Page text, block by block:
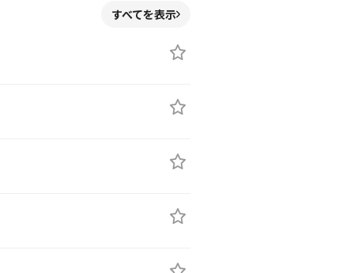
すべてを表示